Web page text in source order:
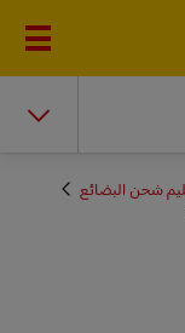
شحن البضائع